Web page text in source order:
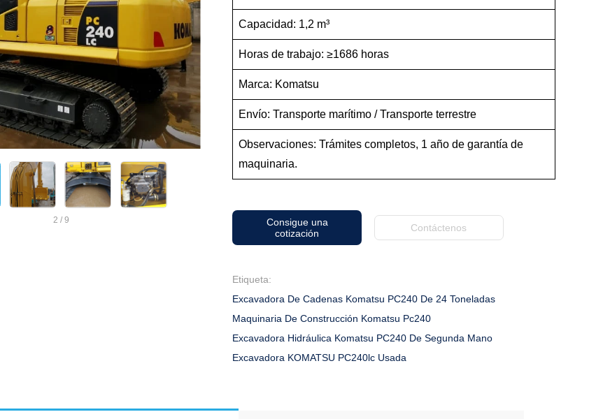
2 / 9
Capacidad: 1,2 m³
Horas de trabajo: ≥1686 horas
Marca: Komatsu
Envío: Transporte marítimo / Transporte terrestre
Observaciones: Trámites completos, 1 año de garantía de
maquinaria.
Consigue una
cotización
Contáctenos
Etiqueta:
Excavadora De Cadenas Komatsu PC240 De 24 Toneladas
Maquinaria De Construcción Komatsu Pc240
Excavadora Hidráulica Komatsu PC240 De Segunda Mano
Excavadora KOMATSU PC240lc Usada